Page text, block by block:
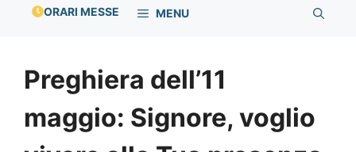
ORARI MESSE MENU
Preghiera dell’11
maggio: Signore, voglio